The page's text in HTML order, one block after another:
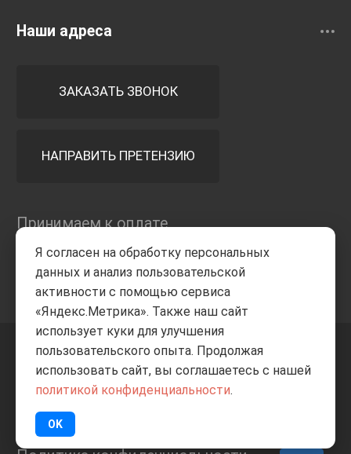
Наши адреса
ЗАКАЗАТЬ ЗВОНОК
НАПРАВИТЬ ПРЕТЕНЗИЮ
Принимаем к оплате
+7 8332205-805 ВВЕРХ
ИП Баранов А.С. 2026
Я согласен на обработку персональных
данных и анализ пользовательской
активности с помощью сервиса
«Яндекс.Метрика». Также наш сайт
использует куки для улучшения
пользовательского опыта. Продолжая
использовать сайт, вы соглашаетесь с нашей
политикой конфиденциальности.
OK